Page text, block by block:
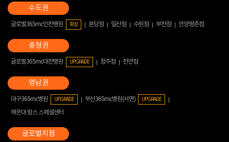
글로벌365mc인천병원 확장 분당점 일산점 수원점 부천점 안양평촌점
글로벌365mc대전병원 UPGRADE 청주점 천안점
대구365mc병원 UPGRADE 부산365mc병원(서면) UPGRADE
해운대 람스 스페셜센터